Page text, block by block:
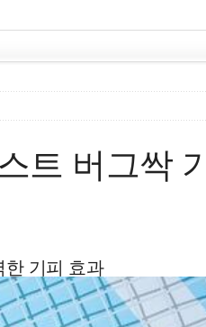
트 버그싹
한 기피 효과